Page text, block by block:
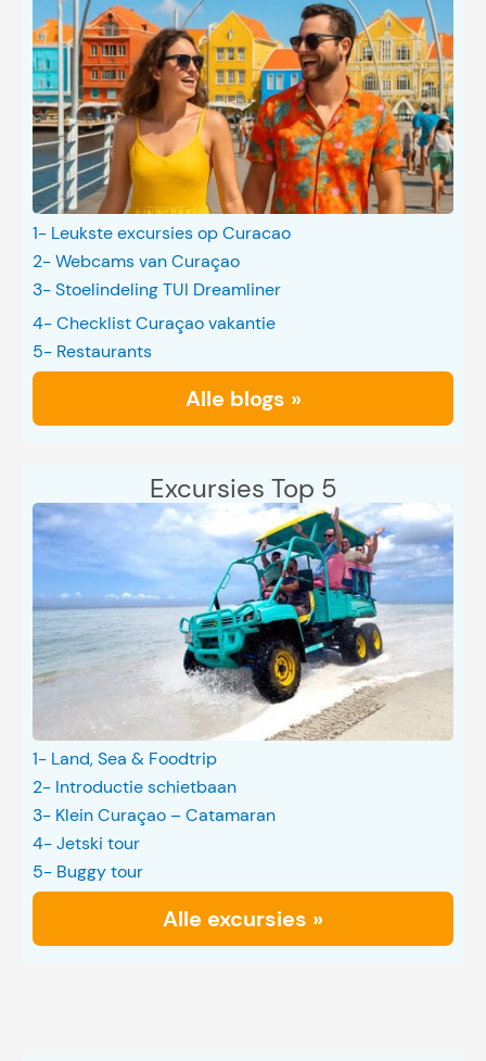
1- Leukste excursies op Curacao
2- Webcams van Curaçao
3- Stoelindeling TUI Dreamliner
4- Checklist Curaçao vakantie
5- Restaurants
Alle blogs »
Excursies Top 5
1- Land, Sea & Foodtrip
2- Introductie schietbaan
3- Klein Curaçao – Catamaran
4- Jetski tour
5- Buggy tour
Alle excursies »